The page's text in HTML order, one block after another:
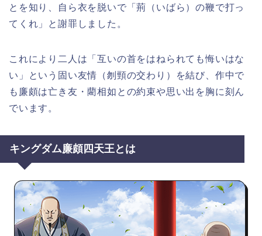
とを知り、自ら衣を脱いで「荊（いばら）の鞭で打っ
てくれ」と謝罪しました。
これにより二人は「互いの首をはねられても悔いはな
い」という固い友情（刎頸の交わり）を結び、作中で
も廉頗は亡き友・藺相如との約束や思い出を胸に刻ん
でいます。
キングダム廉頗四天王とは